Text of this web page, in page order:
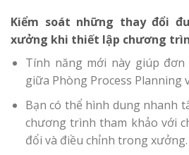
Kiểm soát những thay đổi
xưởng khi thiết lập chương
Tính năng mới này giúp đơn
giữa Phòng Process Planning
Bạn có thể hình dung nhanh
chương trình tham khảo với
đổi và điều chỉnh trong xưởng.